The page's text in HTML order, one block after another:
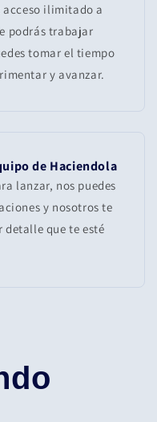
ilimitado a
podrás trabajar
tomar el tiempo
y avanzar.
de Haciendola
lanzar, nos puedes
y nosotros te
detalle que te esté